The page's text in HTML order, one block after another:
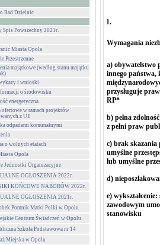
Rad Dzielnic
Spis Powszechny 2021r.
Miasta Opola
Przestrzenne
majątkowe (według stanu majątku
i wnioski
o środowisku
energetyczna
ofertowe w ramach projektów
z UE
odpadami komunalnymi
o wolnych etatach
Opola
Jednostki Organizacyjne
OGŁOSZENIA 2022r.
KOŃCOWE NABORÓW 2022r.
OGŁOSZENIA 2021r.
Pomnik Matki Polki w Opolu
Centrum Świadczeń w Opolu
Szkoła Podstawowa nr 14
Miejska w Opolu
1.
Wymagania
a) obywatelstwo
innego państwa,
przysługuje
RP*
b) pełna
z pełni praw
c) brak skazania
umyślne
lub umyślne
d)
e)
zawodowym
stanowisku